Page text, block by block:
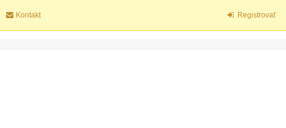
Kontakt Registrovať